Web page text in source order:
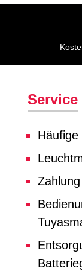
Service
Häufige